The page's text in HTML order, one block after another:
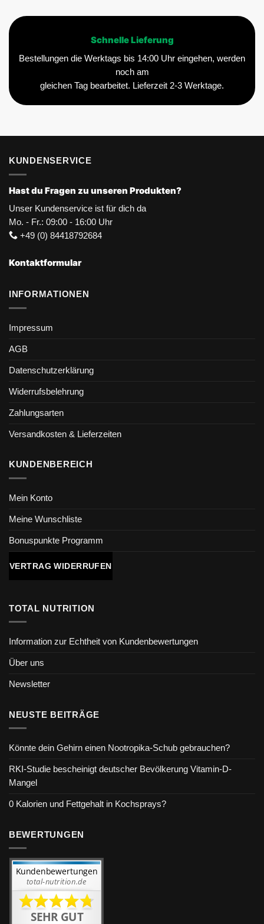
Schnelle Lieferung
Bestellungen die Werktags bis 14:00 Uhr eingehen, werden
noch am
gleichen Tag bearbeitet. Lieferzeit 2-3 Werktage.
KUNDENSERVICE
Hast du Fragen zu unseren Produkten?
Unser Kundenservice ist für dich da
Mo. - Fr.: 09:00 - 16:00 Uhr
+49 (0) 84418792684
Kontaktformular
INFORMATIONEN
Impressum
AGB
Datenschutzerklärung
Widerrufsbelehrung
Zahlungsarten
Versandkosten & Lieferzeiten
KUNDENBEREICH
Mein Konto
Meine Wunschliste
Bonuspunkte Programm
VERTRAG WIDERRUFEN
TOTAL NUTRITION
Information zur Echtheit von Kundenbewertungen
Über uns
Newsletter
NEUSTE BEITRÄGE
Könnte dein Gehirn einen Nootropika-Schub gebrauchen?
RKI-Studie bescheinigt deutscher Bevölkerung Vitamin-D-
Mangel
0 Kalorien und Fettgehalt in Kochsprays?
BEWERTUNGEN